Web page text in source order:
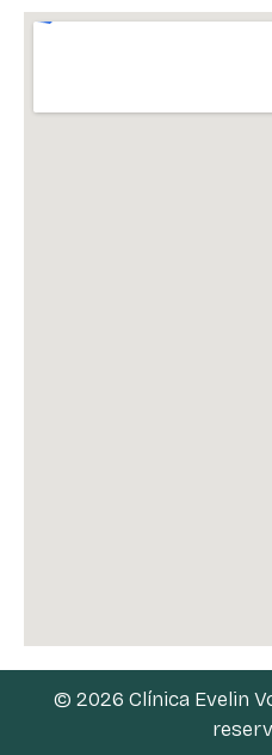
© 2026 Clínica Evelin